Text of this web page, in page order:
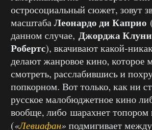
остросоциальный сюжет, зовут
масштабаЛеонардо ди Каприо
данном случае, Джорджа Клуни
Робертс), вкачивают какой-
делают жанровое кино, которое
смотреть, расслабившись и
попкорном. Вот только, как ни
русское малобюджетное кино
вообще, либо шарахнет топором
(«Левиафан»подмигивает